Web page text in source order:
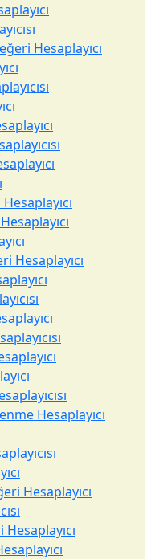
Hesaplayıcı
Hesaplayıcı
Hesaplayıcı
Hesaplayıcı